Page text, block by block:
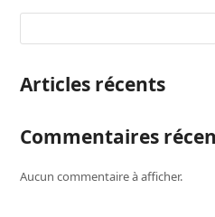
Articles récents
Commentaires
Aucun commentaire à afficher.